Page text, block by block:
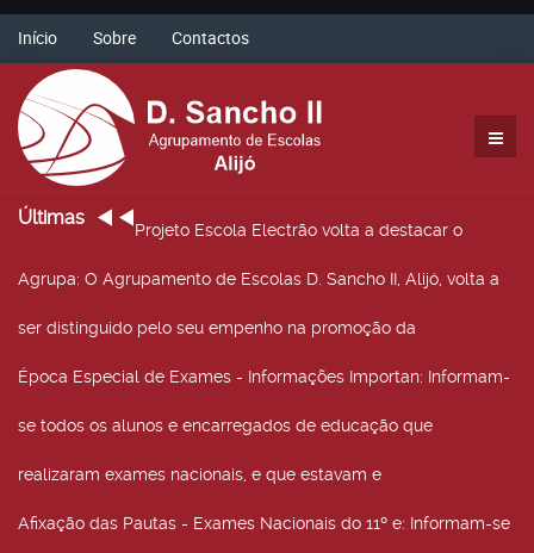
Início Sobre Contactos
Últimas
Projeto Escola Electrão volta a destacar o
Agrupa: O Agrupamento de Escolas D. Sancho II, Alijó, volta a
ser distinguido pelo seu empenho na promoção da
Época Especial de Exames - Informações Importan: Informam-
se todos os alunos e encarregados de educação que
realizaram exames nacionais, e que estavam e
Afixação das Pautas - Exames Nacionais do 11º e: Informam-se